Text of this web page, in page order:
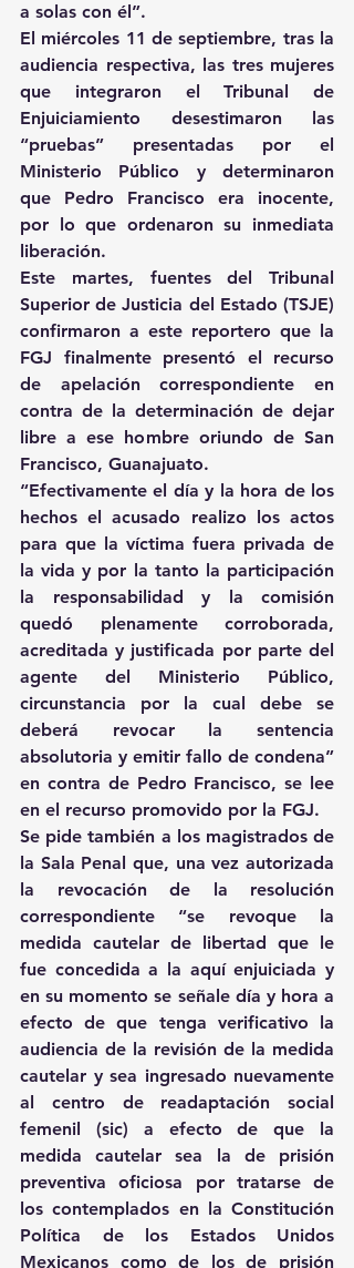
a solas con él”.
El miércoles 11 de septiembre, tras la
audiencia respectiva, las tres mujeres
que integraron el Tribunal de
Enjuiciamiento desestimaron las
“pruebas” presentadas por el
Ministerio Público y determinaron
que Pedro Francisco era inocente,
por lo que ordenaron su inmediata
liberación.
Este martes, fuentes del Tribunal
Superior de Justicia del Estado (TSJE)
confirmaron a este reportero que la
FGJ finalmente presentó el recurso
de apelación correspondiente en
contra de la determinación de dejar
libre a ese hombre oriundo de San
Francisco, Guanajuato.
“Efectivamente el día y la hora de los
hechos el acusado realizo los actos
para que la víctima fuera privada de
la vida y por la tanto la participación
la responsabilidad y la comisión
quedó plenamente corroborada,
acreditada y justificada por parte del
agente del Ministerio Público,
circunstancia por la cual debe se
deberá revocar la sentencia
absolutoria y emitir fallo de condena”
en contra de Pedro Francisco, se lee
en el recurso promovido por la FGJ.
Se pide también a los magistrados de
la Sala Penal que, una vez autorizada
la revocación de la resolución
correspondiente “se revoque la
medida cautelar de libertad que le
fue concedida a la aquí enjuiciada y
en su momento se señale día y hora a
efecto de que tenga verificativo la
audiencia de la revisión de la medida
cautelar y sea ingresado nuevamente
al centro de readaptación social
femenil (sic) a efecto de que la
medida cautelar sea la de prisión
preventiva oficiosa por tratarse de
los contemplados en la Constitución
Política de los Estados Unidos
Mexicanos como de los de prisión